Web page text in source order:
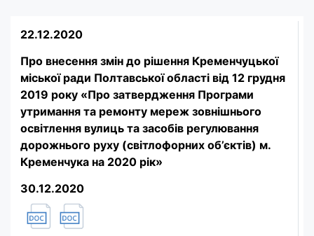
22.12.2020
Про внесення змін до рішення Кременчуцької
міської ради Полтавської області від 12 грудня
2019 року «Про затвердження Програми
утримання та ремонту мереж зовнішнього
освітлення вулиць та засобів регулювання
дорожнього руху (світлофорних об’єктів) м.
Кременчука на 2020 рік»
30.12.2020